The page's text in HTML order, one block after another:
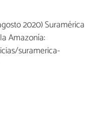
2020) Suramérica
Amazonía:
suramerica-